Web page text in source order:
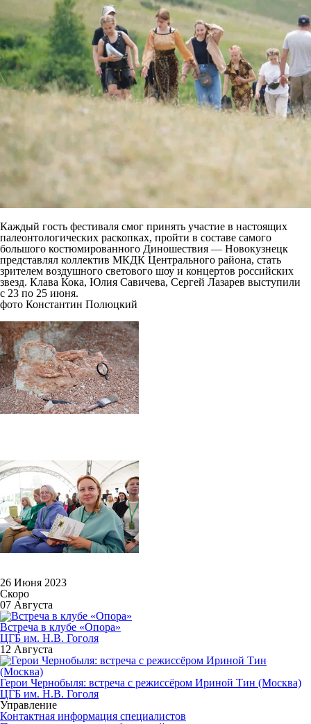
Каждый гость фестиваля смог принять участие в настоящих
палеонтологических раскопках, пройти в составе самого
большого костюмированного Диношествия — Новокузнецк
представлял коллектив МКДК Центрального района, стать
зрителем воздушного светового шоу и концертов российских
звезд. Клава Кока, Юлия Савичева, Сергей Лазарев выступили
с 23 по 25 июня.
фото Константин Полюцкий
26 Июня 2023
Скоро
07 Августа
Встреча в клубе «Опора»
ЦГБ им. Н.В. Гоголя
12 Августа
Герои Чернобыля: встреча с режиссёром Ириной Тин (Москва)
ЦГБ им. Н.В. Гоголя
Управление
Контактная информация специалистов